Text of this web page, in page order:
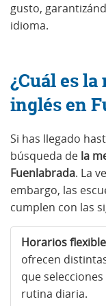
gusto,
idioma.
¿Cuál es
inglés en
Si has llegado
búsqueda de la
Fuenlabrada. La
embargo, las
cumplen con las
Horarios
ofrecen
que
rutina diaria.